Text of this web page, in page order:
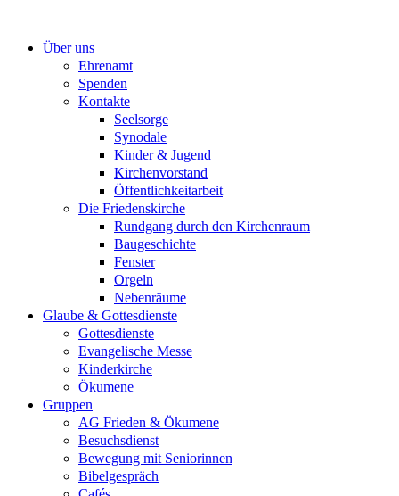
springenÜber uns
Ehrenamt
Spenden
Kontakte
Seelsorge
Synodale
Kinder & Jugend
Kirchenvorstand
Öffentlichkeitarbeit
Die Friedenskirche
Rundgang durch den Kirchenraum
Baugeschichte
Fenster
Orgeln
Nebenräume
Glaube & Gottesdienste
Gottesdienste
Evangelische Messe
Kinderkirche
Ökumene
Gruppen
AG Frieden & Ökumene
Besuchsdienst
Bewegung mit Seniorinnen
Bibelgespräch